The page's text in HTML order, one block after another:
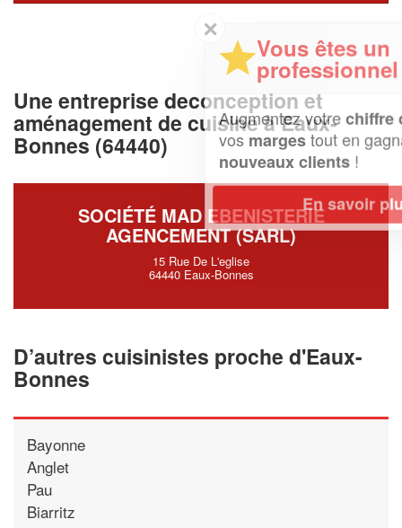
Une entreprise deconception et
aménagement de cuisine à Eaux-
Bonnes (64440)
SOCIÉTÉ MAD EBENISTERIE
AGENCEMENT (SARL)
15 Rue De L'eglise
64440 Eaux-Bonnes
D’autres cuisinistes proche d'Eaux-
Bonnes
Bayonne
Anglet
Pau
Biarritz
Vous êtes un
professionnel ?
Augmentez votrechiffre d'affaireset
vosmarges
tout en gagnant de
nouveaux clients!
En savoir plus